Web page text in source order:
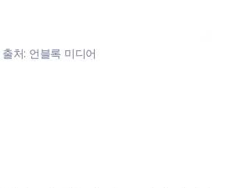
출처: 언블록 미디어